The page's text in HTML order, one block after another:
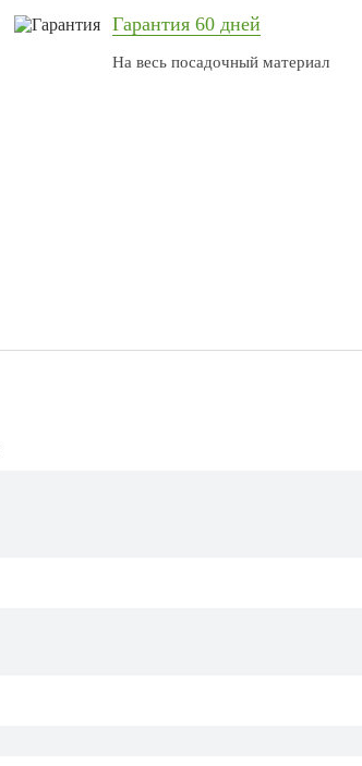
Гарантия 60 дней
На весь посадочный материал